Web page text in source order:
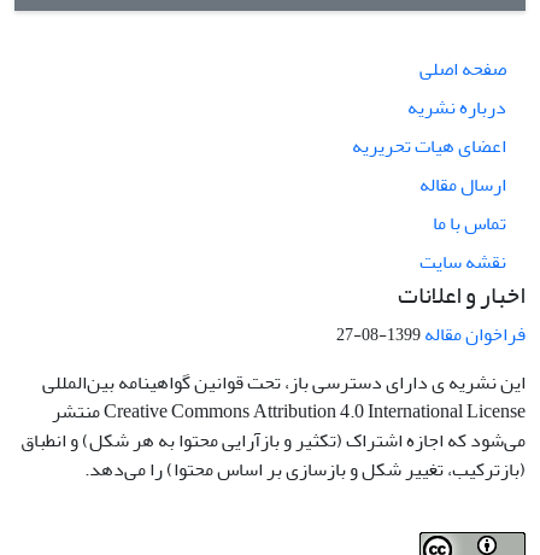
صفحه اصلی
درباره نشریه
اعضای هیات تحریریه
ارسال مقاله
تماس با ما
نقشه سایت
اخبار و اعلانات
فراخوان مقاله1399-08-27
این نشریه ی دارای دسترسی باز، تحت قوانین گواهینامه بین‌المللی
Creative Commons Attribution 4.0 International License منتشر
می‌شود که اجازه اشتراک (تکثیر و بازآرایی محتوا به هر شکل) و انطباق
(بازترکیب، تغییر شکل و بازسازی بر اساس محتوا) را می‌دهد.